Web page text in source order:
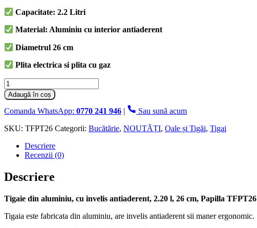
139.00 lei.
Capacitate: 2.2 Litri
Material: Aluminiu cu interior antiaderent
Diametrul 26 cm
Plita electrica si plita cu gaz
Cantitate
Tigaie
cu
invelis
26
Papilla
Adaugă în coș
Comanda WhatsApp: 0770 241 946 |
Sau sună acum
SKU: TFPT26 Categorii: Bucătărie, NOUTĂȚI, Oale și Tigăi, Tigai
Descriere
Recenzii (0)
Descriere
Tigaie din aluminiu, cu invelis antiaderent, 2.20 l, 26 cm, Papilla TFPT26
Tigaia este fabricata din aluminiu, are invelis antiaderent sii maner ergonomic.